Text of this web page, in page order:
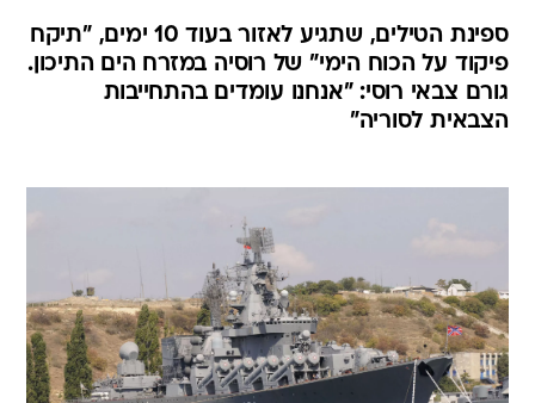
ספינת הטילים, שתגיע לאזור בעוד 10 ימים, "תיקח
פיקוד על הכוח הימי" של רוסיה במזרח הים התיכון.
גורם צבאי רוסי: "אנחנו עומדים בהתחייבות
הצבאית לסוריה"